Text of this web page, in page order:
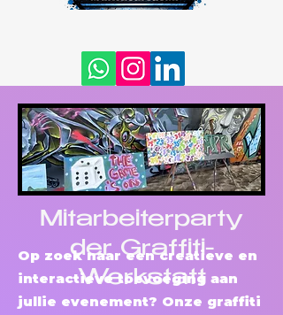
Mitarbeiterparty
der Graffiti-
Werkstatt
Op zoek naar een creatieve en
interactieve toevoeging aan
jullie evenement? Onze graffiti